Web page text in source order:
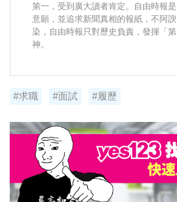
第一，受到廣大讀者肯定。自由時報
意願，並追求新聞真相的報紙，不阿
染，自由時報只對歷史負責，發揮「
神。
#求職 #面試 #履歷